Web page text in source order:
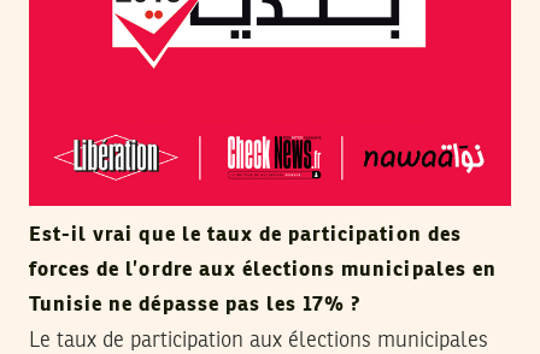
Est-il vrai que le taux de participation des
forces de l’ordre aux élections municipales en
Tunisie ne dépasse pas les 17% ?
Le taux de participation aux élections municipales